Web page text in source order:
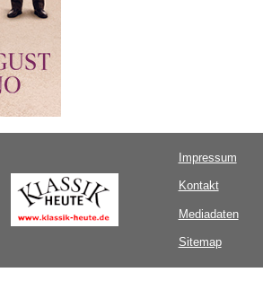
Impressum
Kontakt
Mediadaten
Sitemap